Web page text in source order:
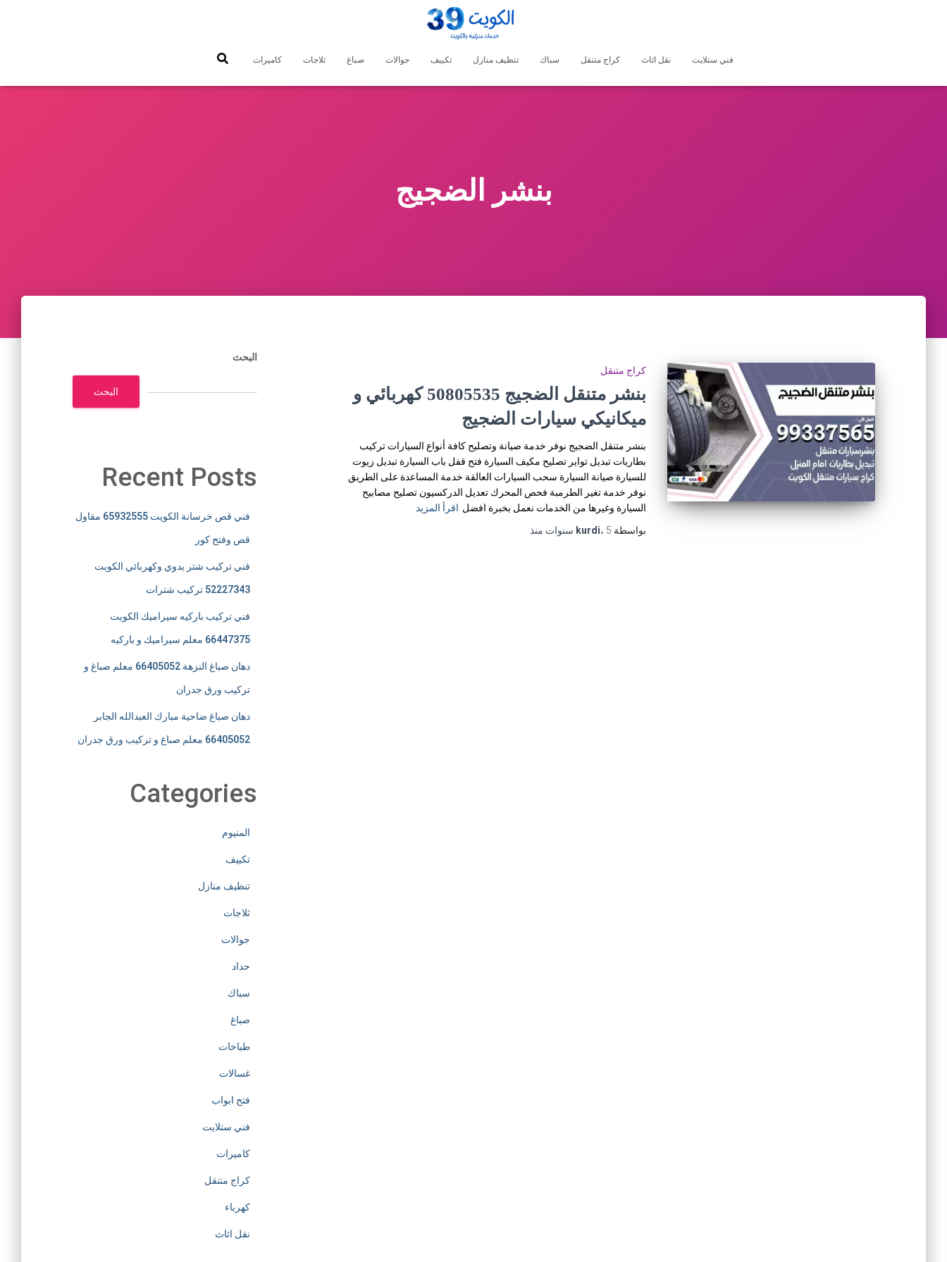
فني ستلايت نقل اثاث كراج متنقل سباك تنظيف منازل تكييف جوالات صباغ ثلاجات كاميرات
بنشر الضجيج
كراج متنقل
بنشر متنقل الضجيج 50805535‬ كهربائي و
ميكانيكي سيارات الضجيج
بنشر متنقل الضجيج نوفر خدمة صيانة وتصليح كافة أنواع السيارات تركيب
بطاريات تبديل تواير تصليح مكيف السيارة فتح قفل باب السيارة تبديل زيوت
للسيارة صيانة السيارة سحب السيارات العالقة خدمة المساعدة على الطريق
نوفر خدمة تغير الطرمبة فحص المحرك تعديل الدركسيون تصليح مصابيح
السيارة وغيرها من الخدمات نعمل بخبرة افضل اقرأ المزيد
بواسطة
kurdi، 5 سنوات منذ
البحث
البحث
Recent Posts
فني قص خرسانة الكويت 65932555 مقاول
قص وفتح كور
فني تركيب شتر يدوي وكهربائي الكويت
52227343 تركيب شترات
فني تركيب باركيه سيراميك الكويت
66447375 معلم سيراميك و باركيه
دهان صباغ النزهة 66405052 معلم صباغ و
تركيب ورق جدران
دهان صباغ ضاحية مبارك العبدالله الجابر
66405052 معلم صباغ و تركيب ورق جدران
Categories
المنيوم
تكييف
تنظيف منازل
ثلاجات
جوالات
حداد
سباك
صباغ
طباخات
غسالات
فتح ابواب
فني ستلايت
كاميرات
كراج متنقل
كهرباء
نقل اثاث